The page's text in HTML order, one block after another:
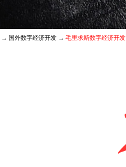
→ 国外数字经济开发 → 毛里求斯数字经济开发